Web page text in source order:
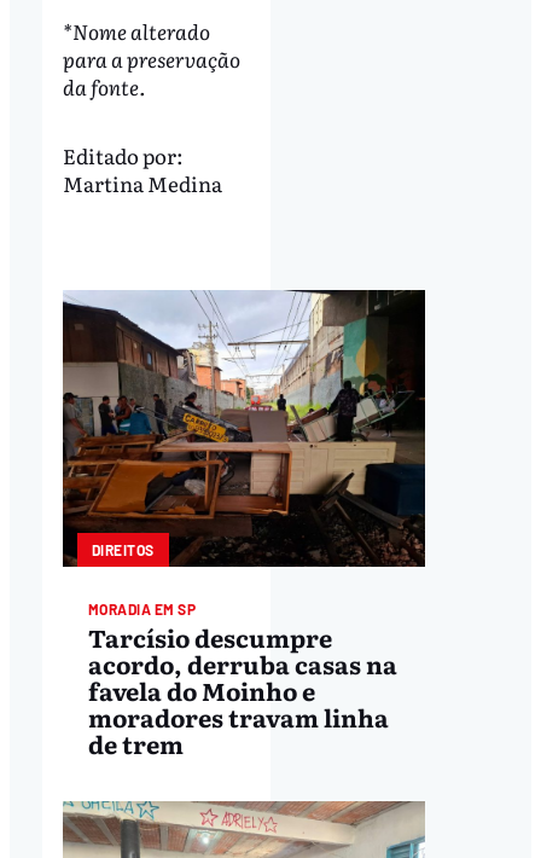
*Nome alterado
para a preservação
da fonte.
Editado por:
Martina Medina
DIREITOS
MORADIA EM SP
Tarcísio descumpre
acordo, derruba casas na
favela do Moinho e
moradores travam linha
de trem